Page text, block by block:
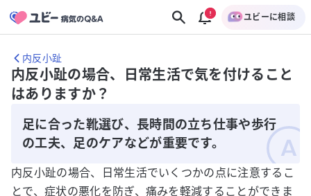
ユビーに相談
内反小趾
内反小趾の場合、日常生活で気を付けること
はありますか？
足に合った靴選び、長時間の立ち仕事や歩行
の工夫、足のケアなどが重要です。
内反小趾の場合、日常生活でいくつかの点に注意するこ
とで、症状の悪化を防ぎ、痛みを軽減することができま